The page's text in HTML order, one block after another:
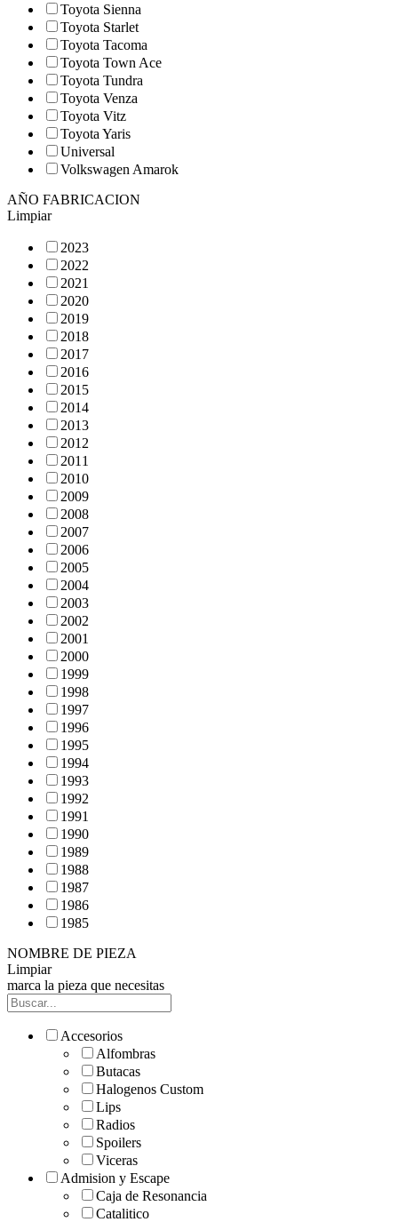
Toyota Sienna
Toyota Starlet
Toyota Tacoma
Toyota Town Ace
Toyota Tundra
Toyota Venza
Toyota Vitz
Toyota Yaris
Universal
Volkswagen Amarok
AÑO FABRICACION
Limpiar
2023
2022
2021
2020
2019
2018
2017
2016
2015
2014
2013
2012
2011
2010
2009
2008
2007
2006
2005
2004
2003
2002
2001
2000
1999
1998
1997
1996
1995
1994
1993
1992
1991
1990
1989
1988
1987
1986
1985
NOMBRE DE PIEZA
Limpiar
marca la pieza que necesitas
Accesorios
Alfombras
Butacas
Halogenos Custom
Lips
Radios
Spoilers
Viceras
Admision y Escape
Caja de Resonancia
Catalitico